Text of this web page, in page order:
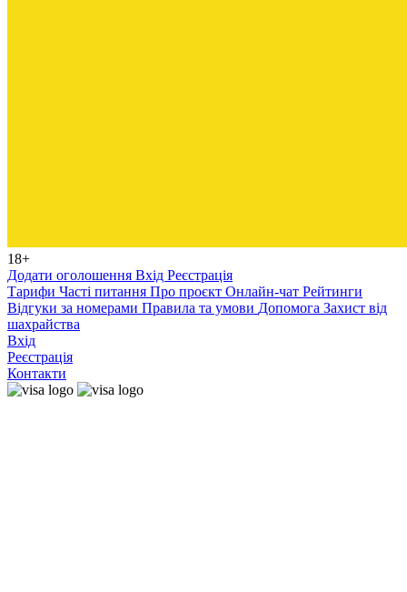
18+
Додати оголошення Вхід Реєстрація
Тарифи Часті питання Про проєкт Онлайн-чат Рейтинги
Відгуки за номерами Правила та умови Допомога Захист від
шахрайства
Вхід
Реєстрація
Контакти